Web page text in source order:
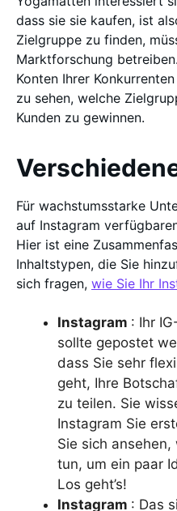
dass sie sie kaufen, ist
Zielgruppe zu finden,
Marktforschung
Konten Ihrer
zu sehen, welche
Kunden zu gewinnen.
Für wachstumsstarke
auf Instagram
Hier ist eine
Inhaltstypen, die Sie
sich fragen, wie Sie Ihr
Instagram : Ihr
sollte gepostet
dass Sie sehr
geht, Ihre
zu teilen. Sie
Instagram Sie
Sie sich ansehen,
tun, um ein paar
Los geht’s!
Instagram : Das